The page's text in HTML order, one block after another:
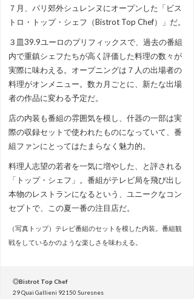
７月、パリ郊外シュレンヌにオープンした「ビス
トロ・トップ・シェフ（Bistrot Top Chef）」だ。
３皿39.9ユーロのプリフィックスで、過去の番組
内で重鎮シェフたちが高く評価した料理の数々が
実際に味わえる。オープニングは７人の出場者の
料理がオンメニュー。数カ月ごとに、新たな出場
者の作品に変わる予定だ。
店の内装も番組の雰囲気を模し、什器の一部は実
際の収録セットで使われたものになっていて、番
組ファンにとってはたまらなく魅力的。
料理人志望の若者を一気に増やした、と評される
「トップ・シェフ」。番組がテレビ局を飛び出し
本物のレストランになるという、ユニークなコン
セプトで、この夏一番の注目店だ。
（写真トップ）テレビ番組のセットを模した内装。番組観
戦をしているかのような楽しさを味わえる。
◎Bistrot Top Chef
29 Quai Gallieni 92150 Suresnes